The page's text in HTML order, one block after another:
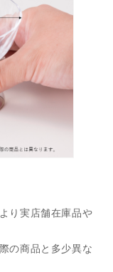
り実店舗在庫品や
の商品と多少異な